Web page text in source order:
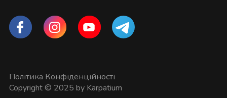
Політика Конфіденційності
Copyright © 2025 by Karpatium